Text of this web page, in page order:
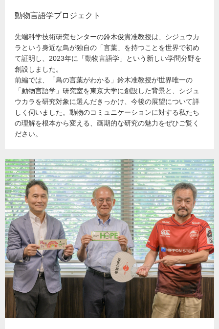
動物言語学プロジェクト
先端科学技術研究センターの鈴木俊貴准教授は、シジュウカ
ラという身近な鳥が独自の「言葉」を持つことを世界で初め
て証明し、2023年に「動物言語学」という新しい学問分野を
創設しました。
前編では、「鳥の言葉がわかる」鈴木准教授が世界唯一の
「動物言語学」研究室を東京大学に創設した背景と、シジュ
ウカラを研究対象に選んだきっかけ、今後の展望について詳
しく伺いました。動物のコミュニケーションに対する私たち
の理解を根本から変える、画期的な研究の魅力をぜひご覧く
ださい。